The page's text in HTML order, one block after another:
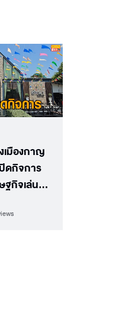
เมืองกาญ
ดกิจการ
ฐกิจเล่น